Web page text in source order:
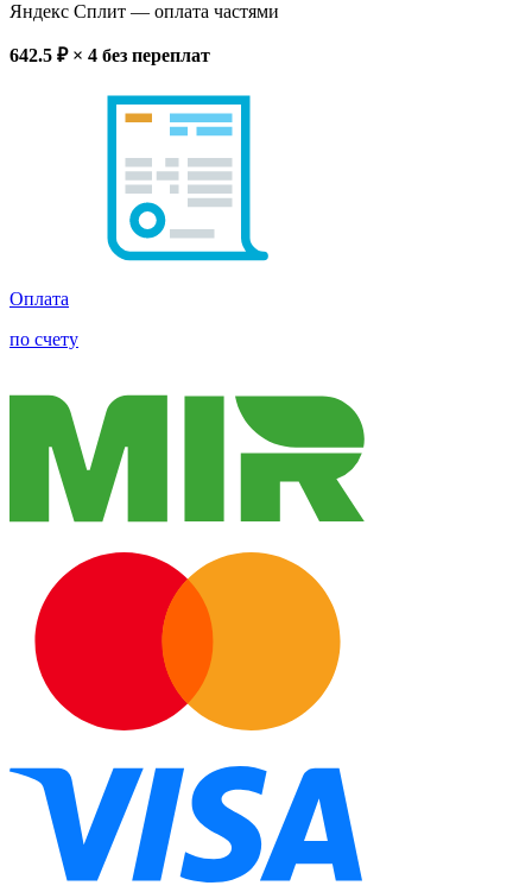
Яндекс Сплит — оплата частями
642.5 ₽ × 4 без переплат
Оплата
по счету